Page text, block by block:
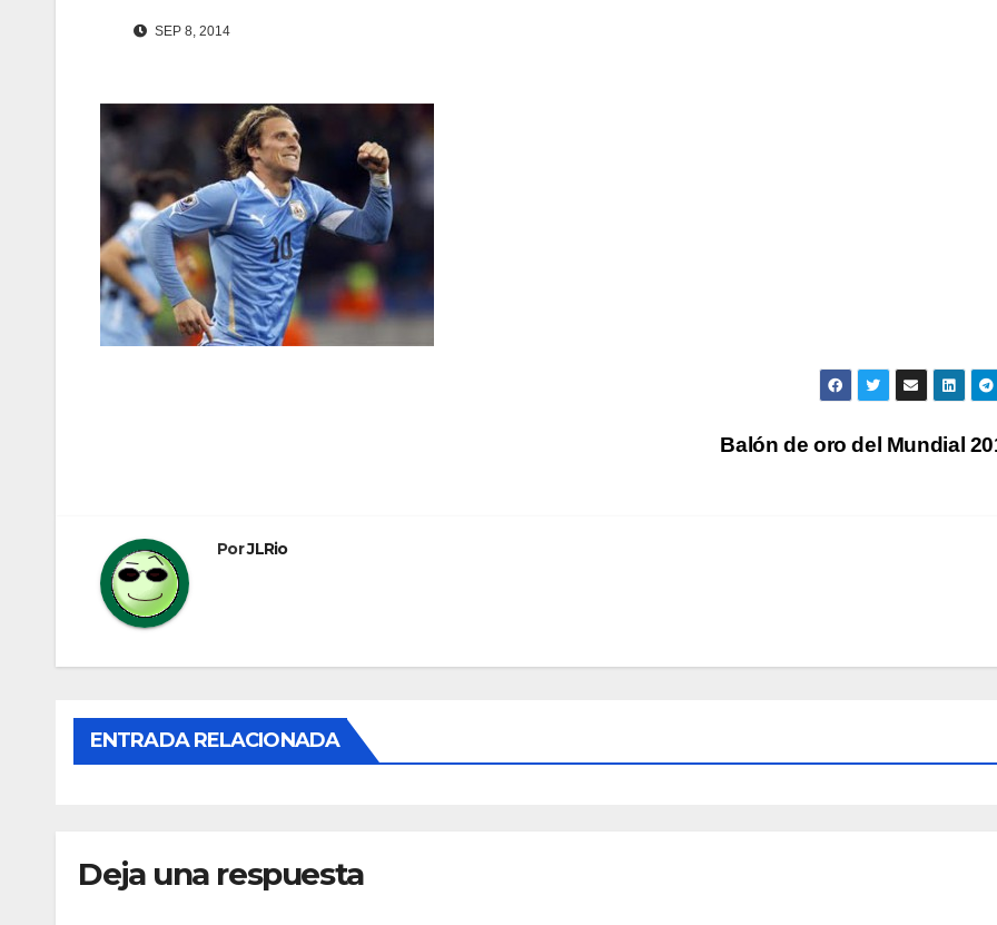
SEP 8, 2014
entradas
Balón de oro del Mundial
PorJLRio
ENTRADA RELACIONADA
Deja una respuesta